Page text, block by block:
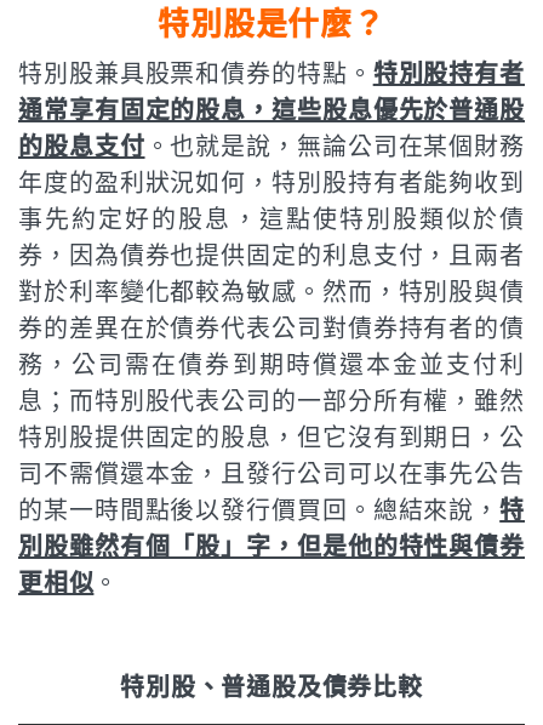
特別股是什麼？
特別股兼具股票和債券的特點。 特別股持有者
通常享有固定的股息，這些股息優先於普通股
的股息支付 。也就是說，無論公司在某個財務
年度的盈利狀況如何，特別股持有者能夠收到
事先約定好的股息，這點使特別股類似於債
券，因為債券也提供固定的利息支付，且兩者
對於利率變化都較為敏感。然而，特別股與債
券的差異在於債券代表公司對債券持有者的債
務，公司需在債券到期時償還本金並支付利
息；而特別股代表公司的一部分所有權，雖然
特別股提供固定的股息，但它沒有到期日，公
司不需償還本金，且發行公司可以在事先公告
的某一時間點後以發行價買回。總結來說，特
別股雖然有個「股」字，但是他的特性與債券
更相似。
特別股、普通股及債券比較